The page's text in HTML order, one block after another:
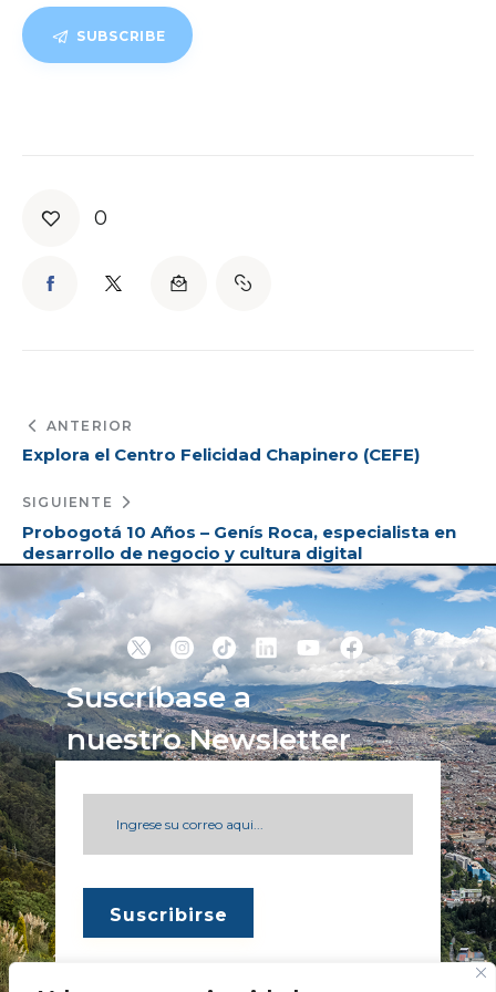
SUBSCRIBE
0
ANTERIOR
Explora el Centro Felicidad Chapinero (CEFE)
SIGUIENTE
Probogotá 10 Años – Genís Roca, especialista en
desarrollo de negocio y cultura digital
Suscríbase a
nuestro Newsletter